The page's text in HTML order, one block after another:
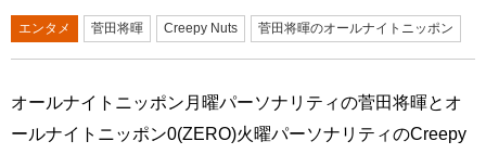
エンタメ 菅田将暉 Creepy Nuts 菅田将暉のオールナイトニッポン
オールナイトニッポン月曜パーソナリティの菅田将暉とオ
ールナイトニッポン0(ZERO)火曜パーソナリティのCreepy